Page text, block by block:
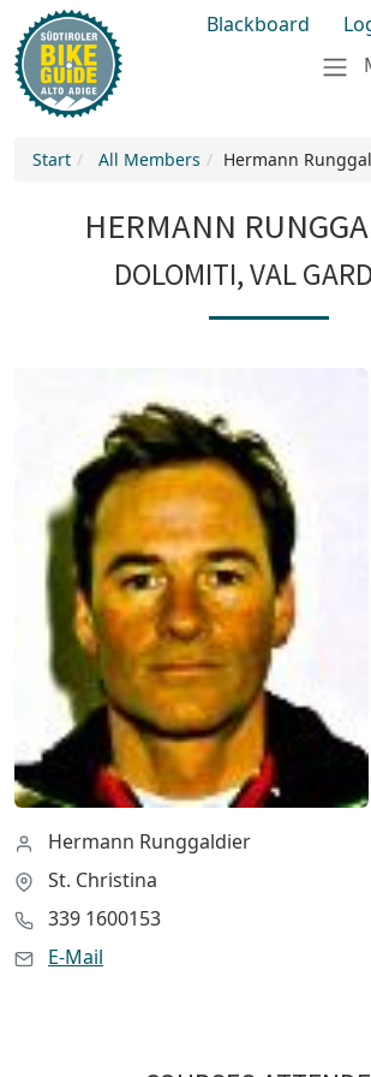
Blackboard
Start All Members Hermann
HERMANN
DOLOMITI, VAL
Hermann Runggaldier
St. Christina
339 1600153
E-Mail